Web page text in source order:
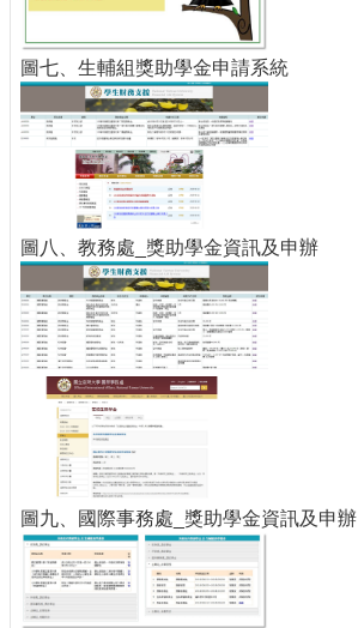
圖七、生輔組獎助學金申請系統
圖八、教務處_獎助學金資訊及申辦
圖九、國際事務處_獎助學金資訊及申辦